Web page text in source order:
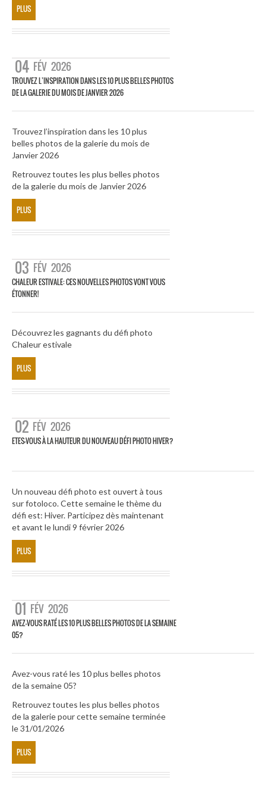
PLUS
04 FÉV 2026
TROUVEZ L’INSPIRATION DANS LES 10 PLUS BELLES PHOTOS
DE LA GALERIE DU MOIS DE JANVIER 2026
Trouvez l’inspiration dans les 10 plus
belles photos de la galerie du mois de
Janvier 2026
Retrouvez toutes les plus belles photos
de la galerie du mois de Janvier 2026
PLUS
03 FÉV 2026
CHALEUR ESTIVALE: CES NOUVELLES PHOTOS VONT VOUS
ÉTONNER!
Découvrez les gagnants du défi photo
Chaleur estivale
PLUS
02 FÉV 2026
ETES-VOUS À LA HAUTEUR DU NOUVEAU DÉFI PHOTO HIVER?
Un nouveau défi photo est ouvert à tous
sur fotoloco. Cette semaine le thème du
défi est: Hiver. Participez dès maintenant
et avant le lundi 9 février 2026
PLUS
01 FÉV 2026
AVEZ-VOUS RATÉ LES 10 PLUS BELLES PHOTOS DE LA SEMAINE
05?
Avez-vous raté les 10 plus belles photos
de la semaine 05?
Retrouvez toutes les plus belles photos
de la galerie pour cette semaine terminée
le 31/01/2026
PLUS